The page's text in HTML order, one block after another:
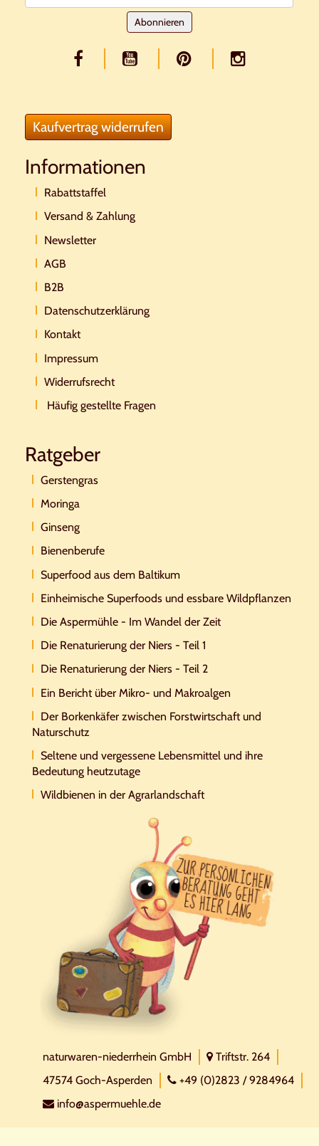
Abonnieren
Kaufvertrag widerrufen
Informationen
Rabattstaffel
Versand & Zahlung
Newsletter
AGB
B2B
Datenschutzerklärung
Kontakt
Impressum
Widerrufsrecht
Häufig gestellte Fragen
Ratgeber
Gerstengras
Moringa
Ginseng
Bienenberufe
Superfood aus dem Baltikum
Einheimische Superfoods und essbare Wildpflanzen
Die Aspermühle - Im Wandel der Zeit
Die Renaturierung der Niers - Teil 1
Die Renaturierung der Niers - Teil 2
Ein Bericht über Mikro- und Makroalgen
Der Borkenkäfer zwischen Forstwirtschaft und
Naturschutz
Seltene und vergessene Lebensmittel und ihre
Bedeutung heutzutage
Wildbienen in der Agrarlandschaft
naturwaren-niederrhein GmbH
Triftstr. 264
47574 Goch-Asperden
+49 (0)2823 / 9284964
info@aspermuehle.de